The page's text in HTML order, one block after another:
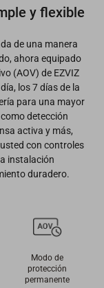
y flexible
de una manera
ahora equipado
(AOV) de EZVIZ
los 7 días de la
para una mayor
detección
activa y más,
con controles
instalación
duradero.
Modo de
protección
permanente